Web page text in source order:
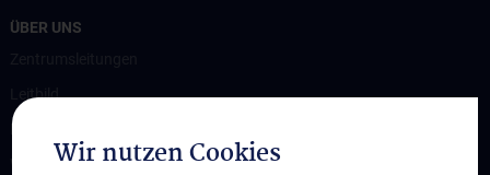
ÜBER UNS
Leitbild
Wie Sie uns finden
Wir nutzen Cookies